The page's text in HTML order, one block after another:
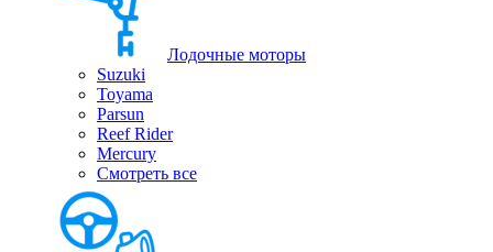
Лодочные моторы
Suzuki
Toyama
Parsun
Reef Rider
Mercury
Смотреть все